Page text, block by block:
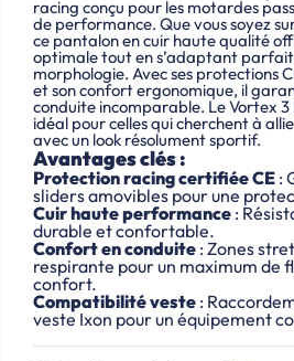
racing conçu pour les motardes
de performance. Que vous soyez
ce pantalon en cuir haute qualité
optimale tout en s’adaptant
morphologie. Avec ses protections
et son confort ergonomique, il
conduite incomparable. Le Vortex
idéal pour celles qui cherchent à
avec un look résolument sportif.
Avantages clés :
Protection racing certifiée CE :
sliders amovibles pour une
Cuir haute performance :
durable et confortable.
Confort en conduite : Zones
respirante pour un maximum de
confort.
Compatibilité veste :
veste Ixon pour un équipement